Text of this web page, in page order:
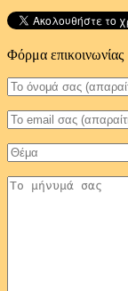
Φόρμα επικοινωνίας